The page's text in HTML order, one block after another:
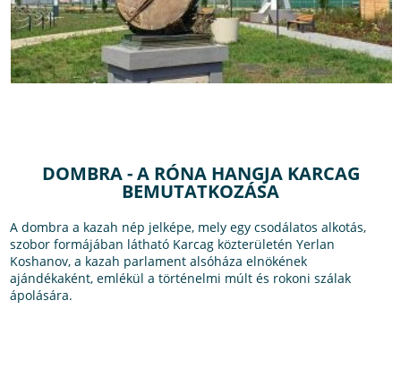
DOMBRA - A RÓNA HANGJA KARCAG
BEMUTATKOZÁSA
A dombra a kazah nép jelképe, mely egy csodálatos alkotás,
szobor formájában látható Karcag közterületén Yerlan
Koshanov, a kazah parlament alsóháza elnökének
ajándékaként, emlékül a történelmi múlt és rokoni szálak
ápolására.